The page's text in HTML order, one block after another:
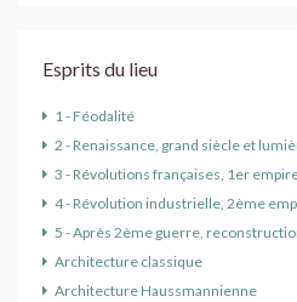
Esprits du lieu
1 - Féodalité
2 - Renaissance, grand siècle et
3 - Révolutions françaises, 1er
4 - Révolution industrielle, 2ème
5 - Après 2ème guerre,
Architecture classique
Architecture Haussmannienne